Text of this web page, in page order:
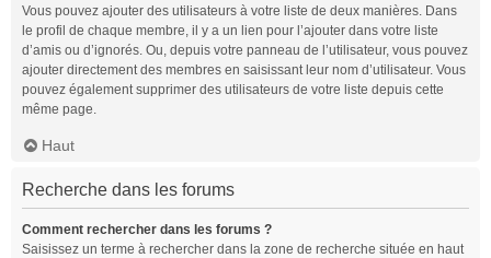
Vous pouvez ajouter des utilisateurs à votre liste de deux manières. Dans
le profil de chaque membre, il y a un lien pour l’ajouter dans votre liste
d’amis ou d’ignorés. Ou, depuis votre panneau de l’utilisateur, vous pouvez
ajouter directement des membres en saisissant leur nom d’utilisateur. Vous
pouvez également supprimer des utilisateurs de votre liste depuis cette
même page.
Haut
Recherche dans les forums
Comment rechercher dans les forums ?
Saisissez un terme à rechercher dans la zone de recherche située en haut